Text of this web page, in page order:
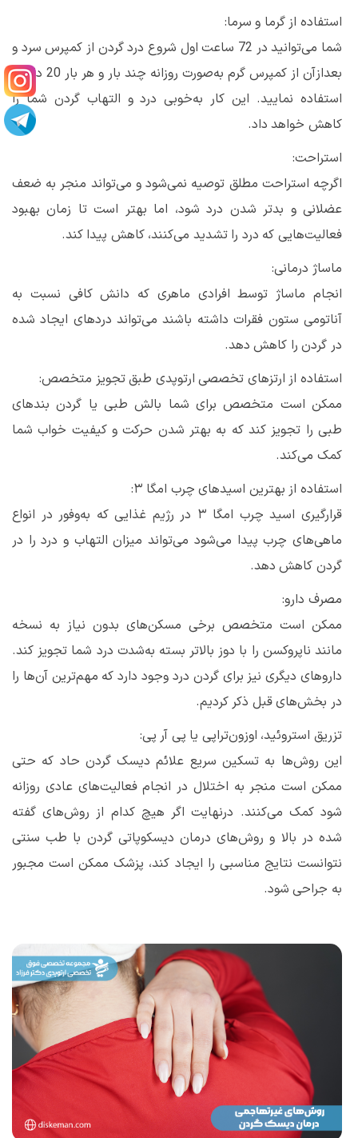
استفاده از گرما و سرما:
شما می‌توانید در 72 ساعت اول شروع درد گردن از کمپرس سرد و
بعدازآن از کمپرس گرم به‌صورت روزانه چند بار و هر بار 20 دقیقه
استفاده نمایید. این کار به‌خوبی درد و التهاب گردن شما را
کاهش خواهد داد.
استراحت:
اگرچه استراحت مطلق توصیه نمی‌شود و می‌تواند منجر به ضعف
عضلانی و بدتر شدن درد شود، اما بهتر است تا زمان بهبود
فعالیت‌هایی که درد را تشدید می‌کنند، کاهش پیدا کند.
ماساژ درمانی:
انجام ماساژ توسط افرادی ماهری که دانش کافی نسبت به
آناتومی ستون فقرات داشته باشند می‌تواند دردهای ایجاد شده
در گردن را کاهش دهد.
استفاده از ارتزهای تخصصی ارتوپدی طبق تجویز متخصص:
ممکن است متخصص برای شما بالش طبی یا گردن بندهای
طبی را تجویز کند که به بهتر شدن حرکت و کیفیت خواب شما
کمک می‌کند.
استفاده از بهترین اسیدهای چرب امگا ۳:
قرارگیری اسید چرب امگا ۳ در رژیم غذایی که به‌وفور در انواع
ماهی‌های چرب پیدا می‌شود می‌تواند میزان التهاب و درد را در
گردن کاهش دهد.
مصرف دارو:
ممکن است متخصص برخی مسکن‌های بدون نیاز به نسخه
مانند ناپروکسن را با دوز بالاتر بسته به‌شدت درد شما تجویز کند.
داروهای دیگری نیز برای گردن درد وجود دارد که مهم‌ترین آن‌ها را
در بخش‌های قبل ذکر کردیم.
تزریق استروئید، اوزون‌تراپی یا پی آر پی:
این روش‌ها به تسکین سریع علائم دیسک گردن حاد که حتی
ممکن است منجر به اختلال در انجام فعالیت‌های عادی روزانه
شود کمک می‌کنند. درنهایت اگر هیچ کدام از روش‌های گفته
شده در بالا و روش‌های درمان دیسکوپاتی گردن با طب سنتی
نتوانست نتایج مناسبی را ایجاد کند، پزشک ممکن است مجبور
به جراحی شود.